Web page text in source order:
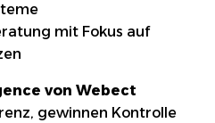
mit Fokus auf
von Webect
gewinnen Kontrolle